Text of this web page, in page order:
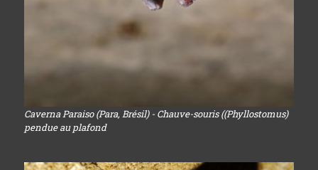
Caverna Paraiso (Para, Brésil) - Chauve-souris ((Phyllostomus)
pendue au plafond